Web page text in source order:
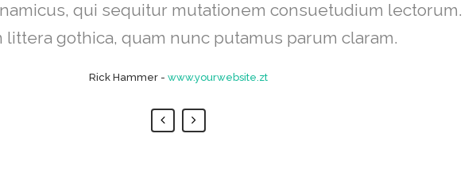
delicata liberavisse id cum, no quo maiorum
vide viderer eleifend ex mea. His ay diceret, cum et
Alan Snow- www.yourwebsite.zt
qui sequitur mutationem consuetudium
littera gothica, quam nunc putamus parum claram.
Rick Hammer- www.yourwebsite.zt